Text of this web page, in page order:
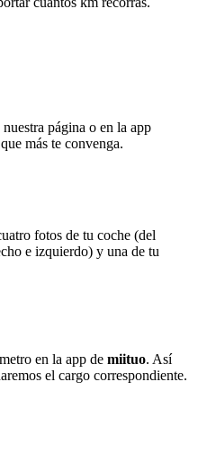
página o en la app
más te convenga.
fotos de tu coche (del
e izquierdo) y una de tu
en la app de miituo. Así
el cargo correspondiente.